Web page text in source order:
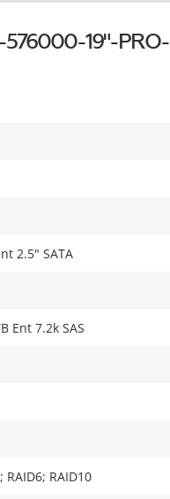
576000-19"-PRO-
2.5" SATA
Ent 7.2k SAS
RAID6; RAID10